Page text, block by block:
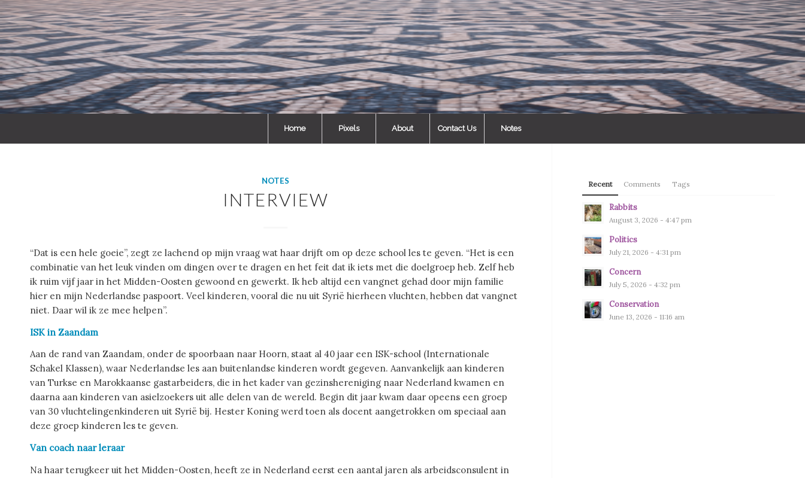
Home Pixels About Contact Us Notes
NOTES
INTERVIEW
“Dat is een hele goeie”, zegt ze lachend op mijn vraag wat haar drijft om op deze school les te geven. “Het is een
combinatie van het leuk vinden om dingen over te dragen en het feit dat ik iets met die doelgroep heb. Zelf heb
ik ruim vijf jaar in het Midden-Oosten gewoond en gewerkt. Ik heb altijd een vangnet gehad door mijn familie
hier en mijn Nederlandse paspoort. Veel kinderen, vooral die nu uit Syrië hierheen vluchten, hebben dat vangnet
niet. Daar wil ik ze mee helpen”.
ISK in Zaandam
Aan de rand van Zaandam, onder de spoorbaan naar Hoorn, staat al 40 jaar een ISK-school (Internationale
Schakel Klassen), waar Nederlandse les aan buitenlandse kinderen wordt gegeven. Aanvankelijk aan kinderen
van Turkse en Marokkaanse gastarbeiders, die in het kader van gezinshereniging naar Nederland kwamen en
daarna aan kinderen van asielzoekers uit alle delen van de wereld. Begin dit jaar kwam daar opeens een groep
van 30 vluchtelingenkinderen uit Syrië bij. Hester Koning werd toen als docent aangetrokken om speciaal aan
deze groep kinderen les te geven.
Van coach naar leraar
Na haar terugkeer uit het Midden-Oosten, heeft ze in Nederland eerst een aantal jaren als arbeidsconsulent in
Recent Comments Tags
Rabbits
August 3, 2026 - 4:47 pm
Politics
July 21, 2026 - 4:31 pm
Concern
July 5, 2026 - 4:32 pm
Conservation
June 13, 2026 - 11:16 am